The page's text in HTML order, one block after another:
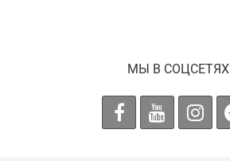
МЫ В СОЦСЕТЯХ